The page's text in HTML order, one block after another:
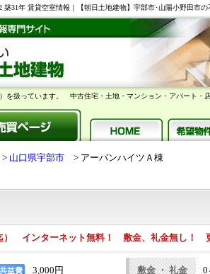
築31年 賃貸空室情報｜【朝日土地建物】宇部市･山陽小野田市
を扱っています。 中古住宅・土地・マンション・アパート・
山口県宇部市 アーバンハイツＡ棟
） インターネット無料！ 敷金、礼金無し！
益費 3,000円 敷金 ・ 礼金 0